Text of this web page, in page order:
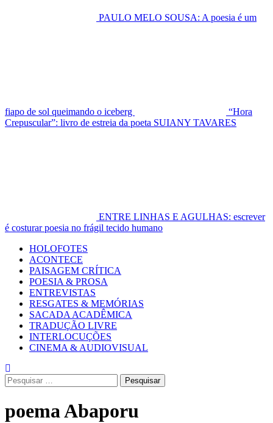
PAULO MELO SOUSA: A poesia é um
fiapo de sol queimando o iceberg
“Hora
Crepuscular”: livro de estreia da poeta SUIANY TAVARES
ENTRE LINHAS E AGULHAS: escrever
é costurar poesia no frágil tecido humano
Primary
Menu
HOLOFOTES
ACONTECE
PAISAGEM CRÍTICA
POESIA & PROSA
ENTREVISTAS
RESGATES & MEMÓRIAS
SACADA ACADÊMICA
TRADUÇÃO LIVRE
INTERLOCUÇÕES
CINEMA & AUDIOVISUAL
Pesquisar
por:
poema Abaporu